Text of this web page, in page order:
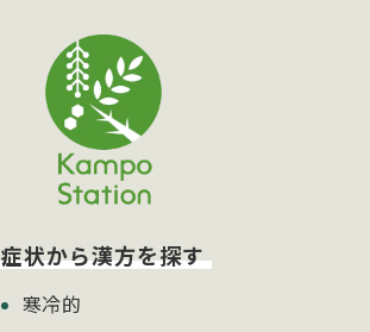
症状から漢方を探す
寒冷的